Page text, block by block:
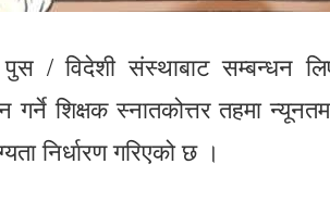
/ विदेशी संस्थाबाट सम्बन्धन
शिक्षक स्नातकोत्तर तहमा न्यूनतम
निर्धारण गरिएको छ ।